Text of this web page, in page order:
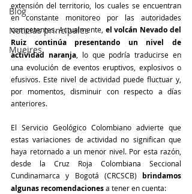
Blog
Noticias principales
Muejres
extensión del territorio, los cuales se encuentran
en constante monitoreo por las autoridades
competentes. Actualmente, el volcán Nevado del
Ruiz continúa presentando un nivel de
actividad naranja, lo que podría traducirse en
una evolución de eventos eruptivos, explosivos o
efusivos. Este nivel de actividad puede fluctuar y,
por momentos, disminuir con respecto a días
anteriores.
El Servicio Geológico Colombiano advierte que
estas variaciones de actividad no significan que
haya retornado a un menor nivel. Por esta razón,
desde la Cruz Roja Colombiana Seccional
Cundinamarca y Bogotá (CRCSCB) brindamos
algunas recomendaciones a tener en cuenta: